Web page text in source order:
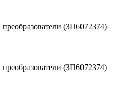
преобразователи (ЗП6072374)
преобразователи (ЗП6072374)